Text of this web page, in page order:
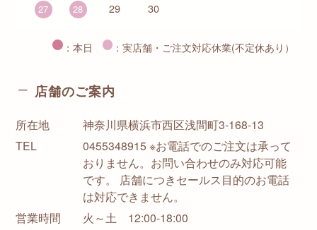
27 28 29 30
：本日 ：実店舗・ご注文対応休業(不定休あり）
店舗のご案内
所在地
神奈川県横浜市西区浅間町3-168-13
TEL
0455348915 ※お電話でのご注文は承って
おりません。お問い合わせのみ対応可能
です。 店舗につきセールス目的のお電話
は対応できません。
営業時間
火～土 12:00-18:00